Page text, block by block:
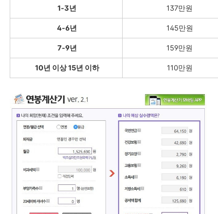
1-3년 137만원
4-6년 145만원
7-9년 159만원
10년 이상 15년 이하 110만원